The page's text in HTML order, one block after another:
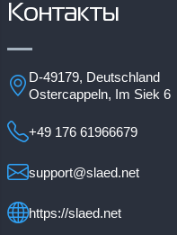
Контакты
D-49179, Deutschland
Ostercappeln, Im Siek 6
+49 176 61966679
support@slaed.net
https://slaed.net